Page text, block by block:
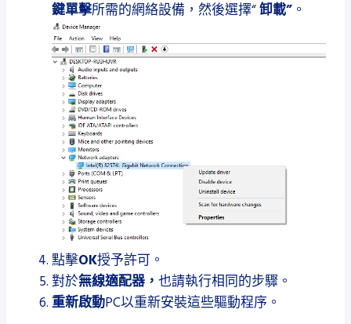
鍵單擊所需的網絡設備，然後選擇“卸載” 。
點擊OK授予許可 。
對於無線適配器， 也請執行相同的步驟 。
重新啟動PC以重新安裝這些驅動程序。